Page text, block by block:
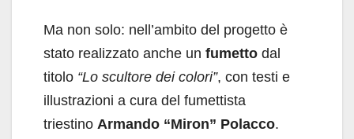
Ma non solo: nell’ambito del progetto è
stato realizzato anche un fumetto dal
titolo “Lo scultore dei colori”, con testi e
illustrazioni a cura del fumettista
triestino Armando “Miron” Polacco.